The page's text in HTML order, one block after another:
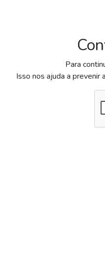
Para
Isso nos ajuda a prevenir